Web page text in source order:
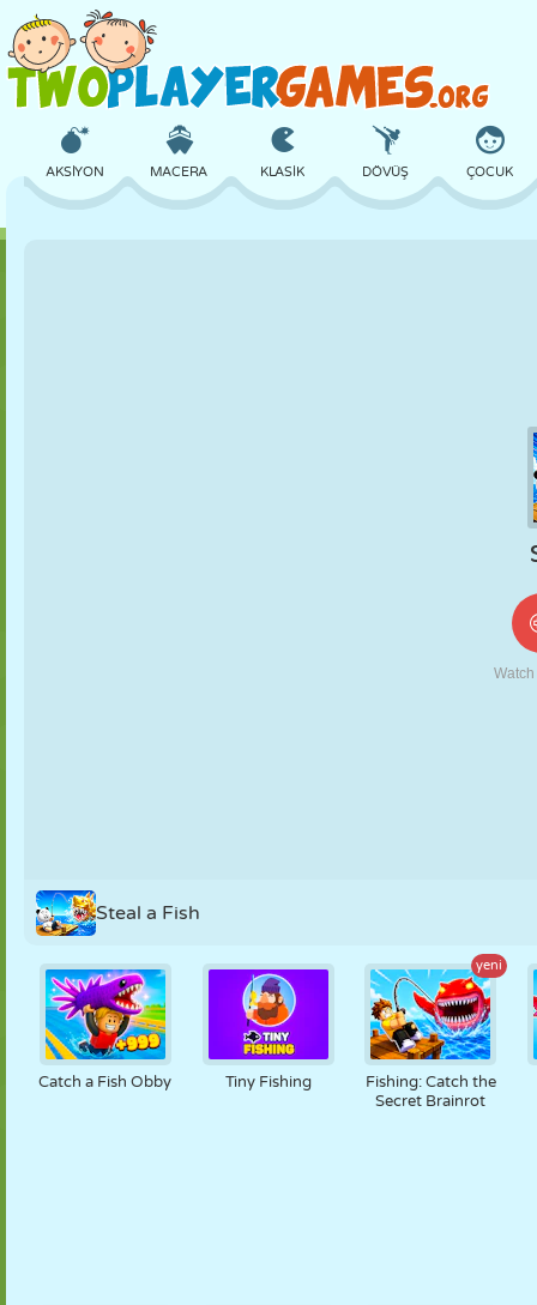
AKSIYON MACERA KLASIK DÖVÜŞ ÇOCUK
Steal a Fish
Catch a Fish Obby Tiny Fishing
yeni
Fishing: Catch the
Secret Brainrot